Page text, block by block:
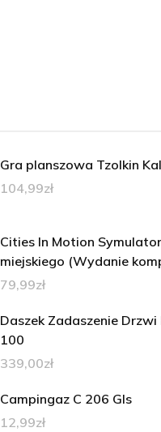
Gra planszowa Tzolkin
104,99zł
Cities In Motion
miejskiego (Wydanie
79,99zł
Daszek Zadaszenie
100
339,00zł
Campingaz C 206 Gls
12,99zł